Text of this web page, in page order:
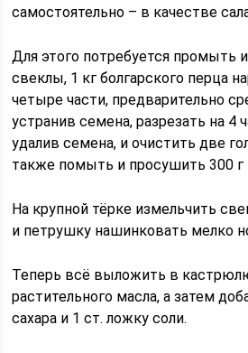
самостоятельно – в качестве
Для этого потребуется промыть
свеклы, 1 кг болгарского перца
четыре части, предварительно
устранив семена, разрезать на 4
удалив семена, и очистить две
также помыть и просушить 300 г
На крупной тёрке измельчить
и петрушку нашинковать мелко
Теперь всё выложить в
растительного масла, а затем
сахара и 1 ст. ложку соли.